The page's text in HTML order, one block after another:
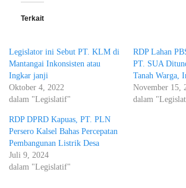
Terkait
Legislator ini Sebut PT. KLM di
Mantangai Inkonsisten atau
Ingkar janji
Oktober 4, 2022
dalam "Legislatif"
RDP Lahan
PT. SUA
Tanah Warga,
November 15,
dalam
RDP DPRD Kapuas, PT. PLN
Persero Kalsel Bahas Percepatan
Pembangunan Listrik Desa
Juli 9, 2024
dalam "Legislatif"